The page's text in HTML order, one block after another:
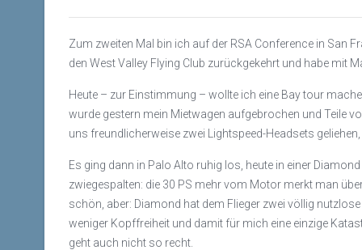
Zum zweiten Mal bin ich auf der RSA Conference in San
den West Valley Flying Club zurückgekehrt und habe mit
Heute – zur Einstimmung – wollte ich eine Bay tour
wurde gestern mein Mietwagen aufgebrochen und Teile
uns freundlicherweise zwei Lightspeed-Headsets
Es ging dann in Palo Alto ruhig los, heute in einer
zwiegespalten: die 30 PS mehr vom Motor merkt man
schön, aber: Diamond hat dem Flieger zwei völlig
weniger Kopffreiheit und damit für mich eine einzige
geht auch nicht so recht.